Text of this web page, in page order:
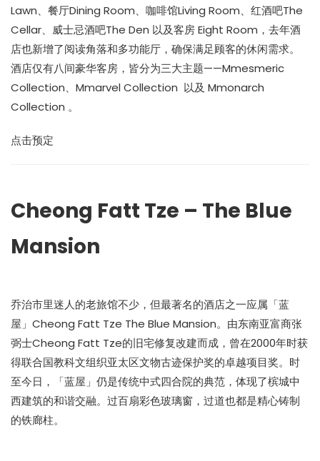
Lawn、餐厅Dining Room、咖啡馆Living Room、红酒吧The
Cellar、威士忌酒吧The Den 以及客房 Eight Room，去年酒
店也新增了阅读角落和多功能厅，确保满足顾客的休闲需求。
酒店仅有八间豪华客房，皆分为三大主题——Mmesmeric
Collection、Mmarvel Collection 以及 Mmonarch
Collection 。
点击预定
Cheong Fatt Tze – The Blue
Mansion
乔治市里迷人的老旅馆不少，但最著名的酒店之一应属「蓝
屋」Cheong Fatt Tze The Blue Mansion。由东南亚富商张
弼士Cheong Fatt Tze的旧宅修复改建而成，曾在2000年时获
得联合国教科文组织亚太区文物古迹保护奖的卓越项目奖。时
至今日，「蓝屋」仍是传统中式四合院的典范，体现了槟城中
西建筑的和谐交融。过百扇彩色玻璃窗，过道也都是精心铸制
的铁廊柱。